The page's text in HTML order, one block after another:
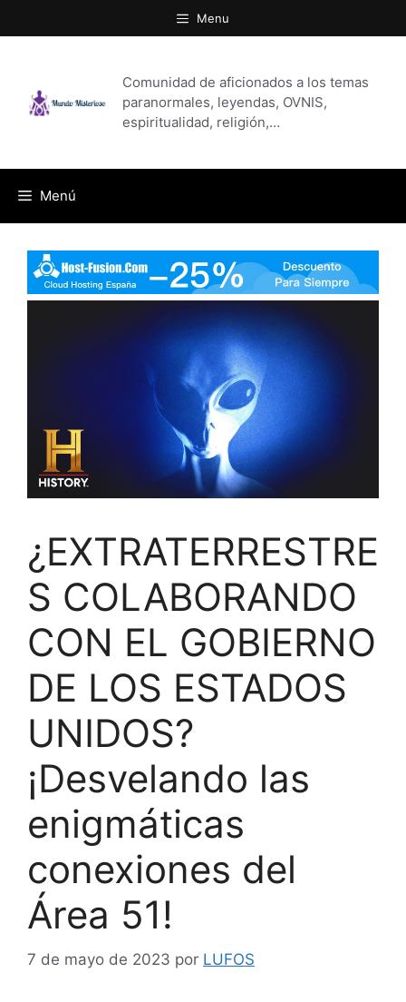
al
Menu
Comunidad de aficionados a los temas
paranormales, leyendas, OVNIS,
espiritualidad, religión,…
Menú
¿EXTRATERRESTRE
S COLABORANDO
CON EL GOBIERNO
DE LOS ESTADOS
UNIDOS?
¡Desvelando las
enigmáticas
conexiones del
Área 51!
7 de mayo de 2023 por LUFOS